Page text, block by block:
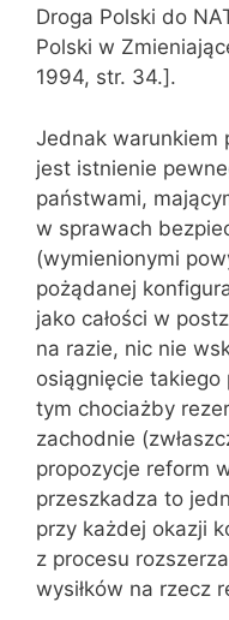
Droga Polski do
Polski w
1994, str. 34.].
Jednak warunkiem
jest istnienie
państwami,
w sprawach
(wymienionymi
pożądanej
jako całości w
na razie, nic nie
osiągnięcie
tym chociażby
zachodnie
propozycje reform
przeszkadza to
przy każdej okazji
z procesu
wysiłków na rzecz